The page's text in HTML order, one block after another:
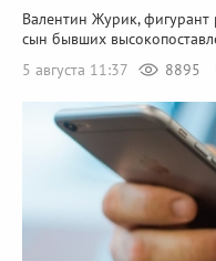
Валентин Журик,
сын бывших
5 августа 11:37
8895